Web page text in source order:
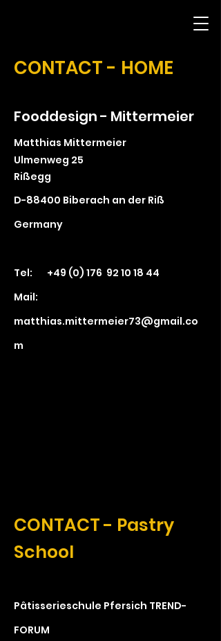
CONTACT - HOME
Fooddesign - Mittermeier
Matthias Mittermeier
Ulmenweg 25
Rißegg
D-88400 Biberach an der Riß
Germany
Tel: +49 (0) 176 92 10 18 44
Mail:
matthias.mittermeier73@gmail.co
m
CONTACT - Pastry
School
Pâtisserieschule Pfersich TREND-
FORUM